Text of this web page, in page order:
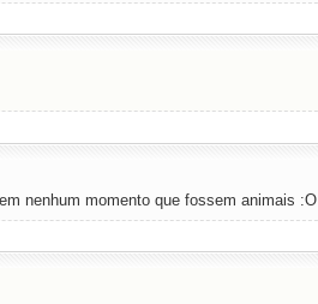
nenhum momento que fossem animais :O